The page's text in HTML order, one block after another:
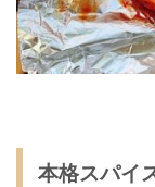
本格スパイ